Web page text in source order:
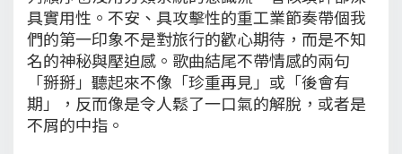
具實用性。不安、具攻擊性的重工業節奏帶個我
們的第一印象不是對旅行的歡心期待，而是不知
名的神秘與壓迫感。歌曲結尾不帶情感的兩句
「掰掰」聽起來不像「珍重再見」或「後會有
期」，反而像是令人鬆了一口氣的解脫，或者是
不屑的中指。